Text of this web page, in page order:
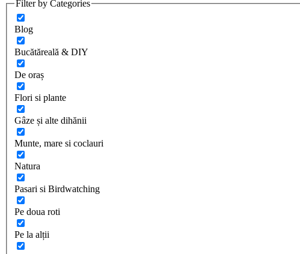
Filter by Categories
Blog
Bucătăreală & DIY
De oraș
Flori si plante
Gâze și alte dihănii
Munte, mare si coclauri
Natura
Pasari si Birdwatching
Pe doua roti
Pe la alții